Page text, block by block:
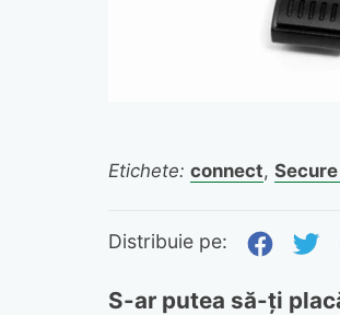
Etichete: connect, Secure
Distribuie pe:
S-ar putea să-ți